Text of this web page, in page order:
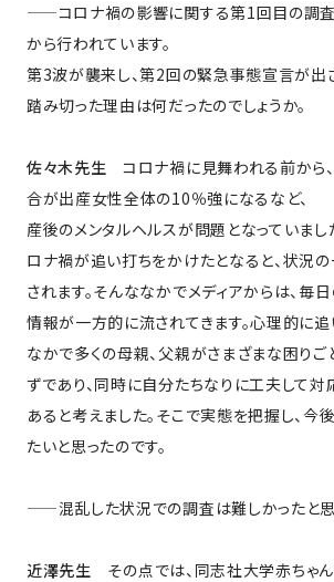
——コロナ禍の影響に関する第1回目の調
から行われています。
第3波が襲来し、第2回の緊急事態宣言が出
踏み切った理由は何だったのでしょうか。
佐々木先生 コロナ禍に見舞われる前から
合が出産女性全体の10％強になるなど、
産後のメンタルヘルスが問題となっていまし
ロナ禍が追い打ちをかけたとなると、状況
されます。そんななかでメディアからは、毎
情報が一方的に流されてきます。心理的に
なかで多くの母親、父親がさまざまな困り
ずであり、同時に自分たちなりに工夫して対
あると考えました。そこで実態を把握し、今
たいと思ったのです。
——混乱した状況での調査は難しかったと思
近澤先生 その点では、同志社大学赤ちゃ